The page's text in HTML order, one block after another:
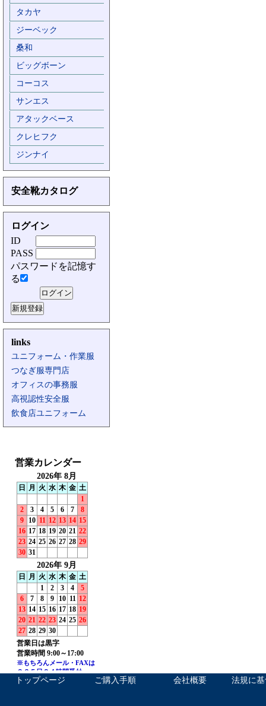
タカヤ
ジーベック
桑和
ビッグボーン
コーコス
サンエス
アタックベース
クレヒフク
ジンナイ
安全靴カタログ
ログイン
ID
PASS
パスワードを記憶す
る
links
ユニフォーム・作業服
つなぎ服専門店
オフィスの事務服
高視認性安全服
飲食店ユニフォーム
トップページ ご購入手順 会社概要 法規に